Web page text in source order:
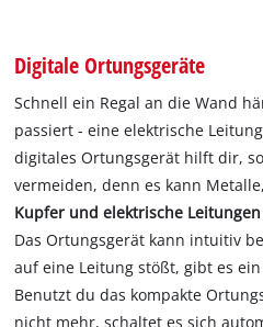
Digitale Ortungsgeräte
Schnell ein Regal an die Wand
passiert - eine elektrische
digitales Ortungsgerät hilft dir,
vermeiden, denn es kann
Kupfer und elektrische
Das Ortungsgerät kann intuitiv
auf eine Leitung stößt, gibt es
Benutzt du das kompakte
nicht mehr, schaltet es sich